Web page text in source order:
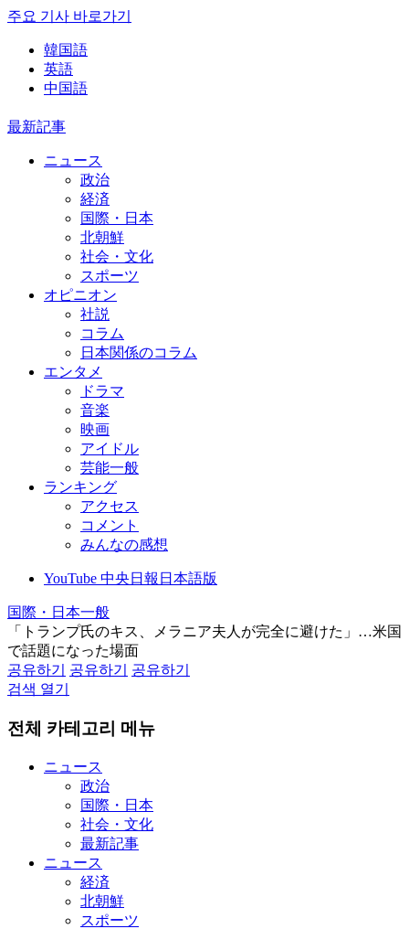
주요 기사 바로가기
韓国語
英語
中国語
最新記事
ニュース
政治
経済
国際・日本
北朝鮮
社会・文化
スポーツ
オピニオン
社説
コラム
日本関係のコラム
エンタメ
ドラマ
音楽
映画
アイドル
芸能一般
ランキング
アクセス
コメント
みんなの感想
YouTube 中央日報日本語版
国際・日本一般
「トランプ氏のキス、メラニア夫人が完全に避けた」…米国
で話題になった場面
공유하기
공유하기
공유하기
검색 열기
전체 카테고리 메뉴
ニュース
政治
国際・日本
社会・文化
最新記事
ニュース
経済
北朝鮮
スポーツ